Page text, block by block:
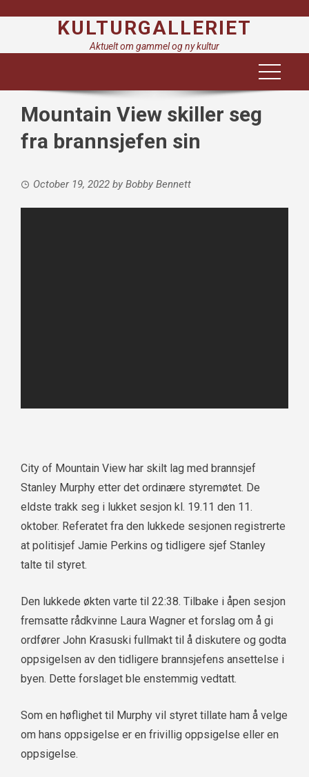
KULTURGALLERIET
Aktuelt om gammel og ny kultur
Mountain View skiller seg
fra brannsjefen sin
October 19, 2022 by Bobby Bennett
City of Mountain View har skilt lag med brannsjef
Stanley Murphy etter det ordinære styremøtet. De
eldste trakk seg i lukket sesjon kl. 19.11 den 11.
oktober. Referatet fra den lukkede sesjonen registrerte
at politisjef Jamie Perkins og tidligere sjef Stanley
talte til styret.
Den lukkede økten varte til 22:38. Tilbake i åpen sesjon
fremsatte rådkvinne Laura Wagner et forslag om å gi
ordfører John Krasuski fullmakt til å diskutere og godta
oppsigelsen av den tidligere brannsjefens ansettelse i
byen. Dette forslaget ble enstemmig vedtatt.
Som en høflighet til Murphy vil styret tillate ham å velge
om hans oppsigelse er en frivillig oppsigelse eller en
oppsigelse.